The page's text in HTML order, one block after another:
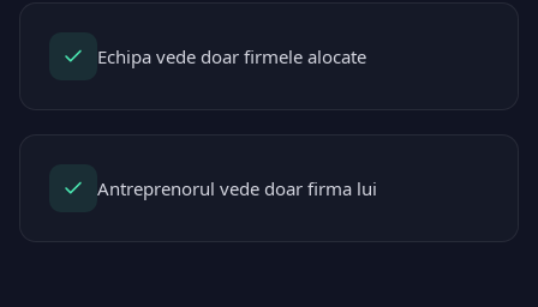
Echipa vede doar firmele alocate
Antreprenorul vede doar firma lui